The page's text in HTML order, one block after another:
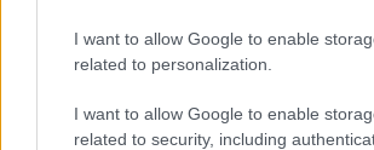
I want to allow Google to enable
related to personalization.
I want to allow Google to enable
related to security, including
Πιστοποίηση Υπολογιστών
μέρες